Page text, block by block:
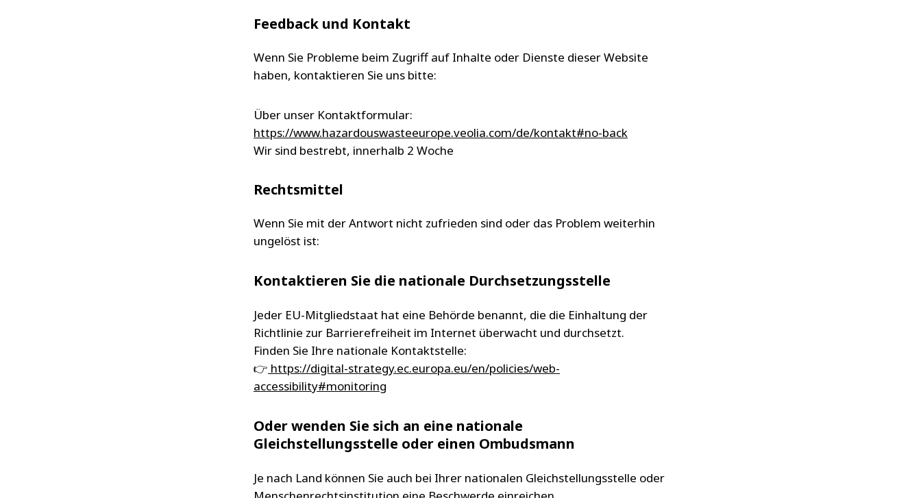
Feedback und Kontakt
Wenn Sie Probleme beim Zugriff auf Inhalte oder Dienste dieser Website
haben, kontaktieren Sie uns bitte:
Über unser Kontaktformular:
https://www.hazardouswasteeurope.veolia.com/de/kontakt#no-back
Wir sind bestrebt, innerhalb 2 Woche
Rechtsmittel
Wenn Sie mit der Antwort nicht zufrieden sind oder das Problem weiterhin
ungelöst ist:
Kontaktieren Sie die nationale Durchsetzungsstelle
Jeder EU-Mitgliedstaat hat eine Behörde benannt, die die Einhaltung der
Richtlinie zur Barrierefreiheit im Internet überwacht und durchsetzt.
Finden Sie Ihre nationale Kontaktstelle:
👉 https://digital-strategy.ec.europa.eu/en/policies/web-
accessibility#monitoring
Oder wenden Sie sich an eine nationale
Gleichstellungsstelle oder einen Ombudsmann
Je nach Land können Sie auch bei Ihrer nationalen Gleichstellungsstelle oder